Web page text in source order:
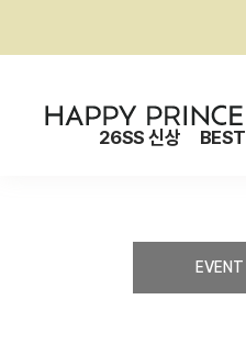
26SS 신상 BEST
EVENT